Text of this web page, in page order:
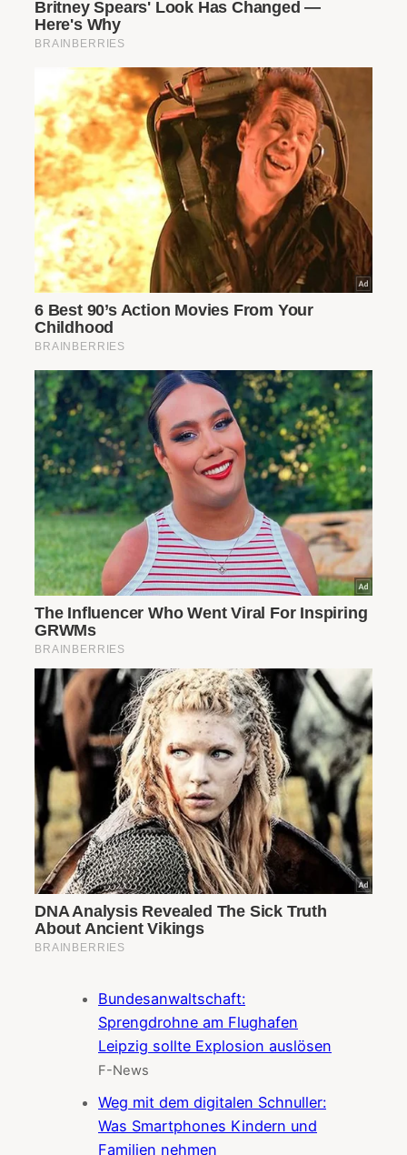
Bundesanwaltschaft:
Sprengdrohne am Flughafen
Leipzig sollte Explosion auslösen
F-News
Weg mit dem digitalen Schnuller:
Was Smartphones Kindern und
Familien nehmen